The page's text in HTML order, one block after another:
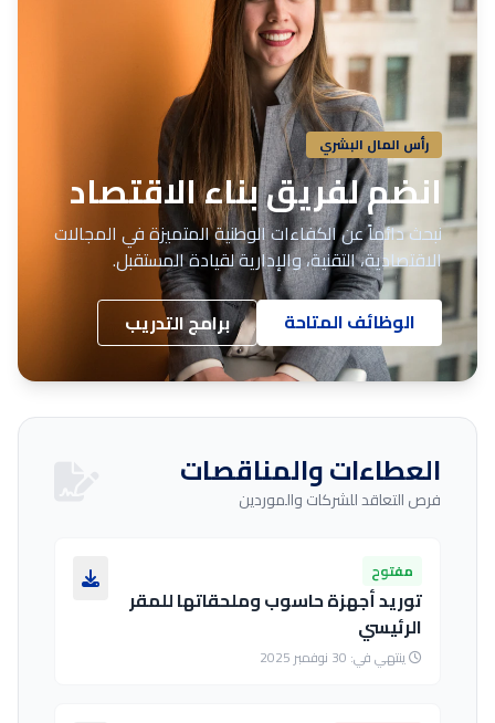
رأس المال البشري
انضم لفريق بناء الاقتصاد
نبحث دائماً عن الكفاءات الوطنية المتميزة في المجالات
الاقتصادية، التقنية، والإدارية لقيادة المستقبل.
الوظائف المتاحة
برامج التدريب
العطاءات والمناقصات
فرص التعاقد للشركات والموردين
مفتوح
توريد أجهزة حاسوب وملحقاتها للمقر
الرئيسي
ينتهي في: 30 نوفمبر 2025